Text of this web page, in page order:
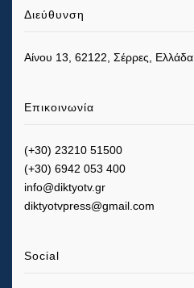
Διεύθυνση
Αίνου 13, 62122, Σέρρες, Ελλάδα
Επικοινωνία
(+30) 23210 51500
(+30) 6942 053 400
info@diktyotv.gr
diktyotvpress@gmail.com
Social